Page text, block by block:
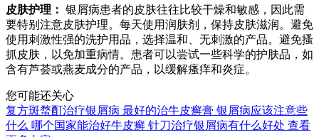
皮肤护理： 银屑病患者的皮肤往往比较干燥和敏感，因此需
要特别注意皮肤护理。每天使用润肤剂，保持皮肤滋润。避免
使用刺激性强的洗护用品，选择温和、无刺激的产品。避免搔
抓皮肤，以免加重病情。患者可以尝试一些科学的护肤品，如
含有芦荟或燕麦成分的产品，以缓解瘙痒和炎症。
您可能还关心
复方斑蝥酊治疗银屑病 最好的治牛皮癣膏 银屑病应该注意些
什么 哪个国家能治好牛皮癣 针刀治疗银屑病有什么好处 查看